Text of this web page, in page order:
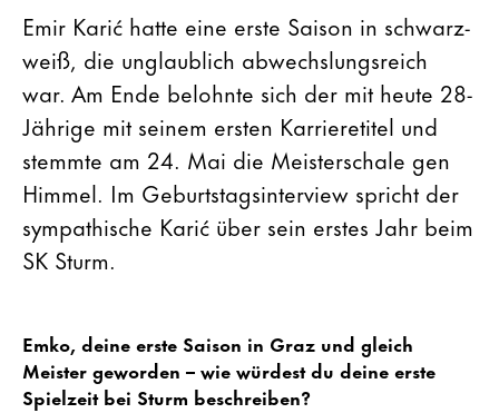
Emir Karić hatte eine erste Saison in schwarz-
weiß, die unglaublich abwechslungsreich
war. Am Ende belohnte sich der mit heute 28-
Jährige mit seinem ersten Karrieretitel und
stemmte am 24. Mai die Meisterschale gen
Himmel. Im Geburtstagsinterview spricht der
sympathische Karić über sein erstes Jahr beim
SK Sturm.
Emko, deine erste Saison in Graz und gleich
Meister geworden – wie würdest du deine erste
Spielzeit bei Sturm beschreiben?